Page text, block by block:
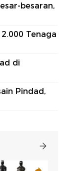
besaran,
Tenaga
di
Pindad,